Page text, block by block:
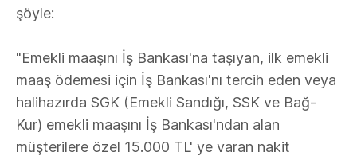
şöyle:
"Emekli maaşını İş Bankası'na taşıyan, ilk emekli
maaş ödemesi için İş Bankası'nı tercih eden veya
halihazırda SGK (Emekli Sandığı, SSK ve Bağ-
Kur) emekli maaşını İş Bankası'ndan alan
müşterilere özel 15.000 TL' ye varan nakit